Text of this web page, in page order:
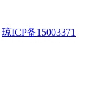
琼ICP备15003371